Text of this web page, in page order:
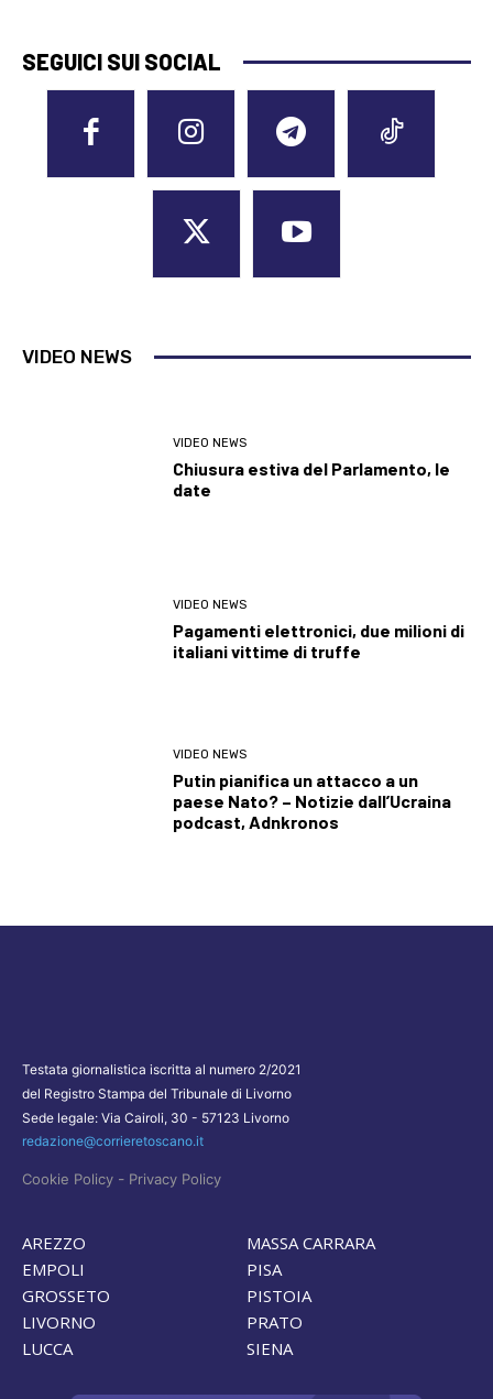
SEGUICI SUI SOCIAL
VIDEO NEWS
VIDEO NEWS
Chiusura estiva del Parlamento, le
date
VIDEO NEWS
Pagamenti elettronici, due milioni di
italiani vittime di truffe
VIDEO NEWS
Putin pianifica un attacco a un
paese Nato? – Notizie dall’Ucraina
podcast, Adnkronos
Testata giornalistica iscritta al numero 2/2021
del Registro Stampa del Tribunale di Livorno
Sede legale: Via Cairoli, 30 - 57123 Livorno
redazione@corrieretoscano.it
Cookie Policy - Privacy Policy
AREZZO
EMPOLI
GROSSETO
LIVORNO
LUCCA
MASSA CARRARA
PISA
PISTOIA
PRATO
SIENA